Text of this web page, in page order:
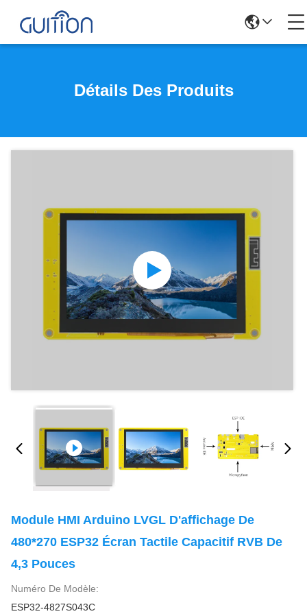
Détails Des Produits
Module HMI Arduino LVGL D'affichage De
480*270 ESP32 Écran Tactile Capacitif RVB De
4,3 Pouces
Numéro De Modèle:
ESP32-4827S043C